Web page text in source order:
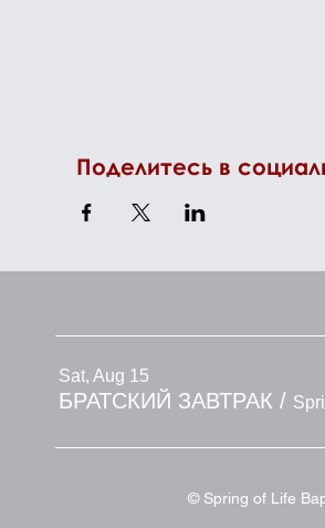
Поделитесь в
Sat, Aug 15
БРАТСКИЙ ЗАВТРАК /
© Spring of Life